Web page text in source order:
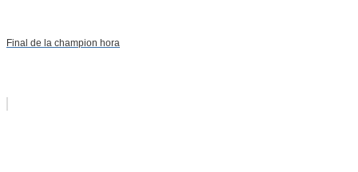
Final de la champion hora